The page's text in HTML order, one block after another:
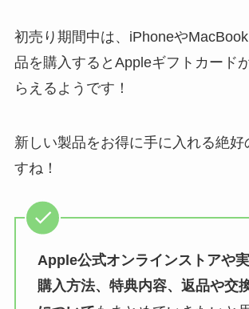
初売り期間中は、iPhoneや
品を購入するとAppleギフトカード
らえるようです！
新しい製品をお得に手に入れる絶好
すね！
Apple公式オンラインストアや
購入方法、特典内容、返品や交